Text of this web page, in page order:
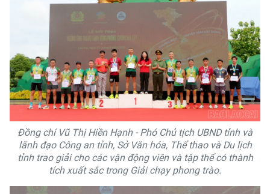
Đồng chí Vũ Thị Hiền Hạnh - Phó Chủ tịch UBND tỉnh và
lãnh đạo Công an tỉnh, Sở Văn hóa, Thể thao và Du lịch
tỉnh trao giải cho các vận động viên và tập thể có thành
tích xuất sắc trong Giải chạy phong trào.